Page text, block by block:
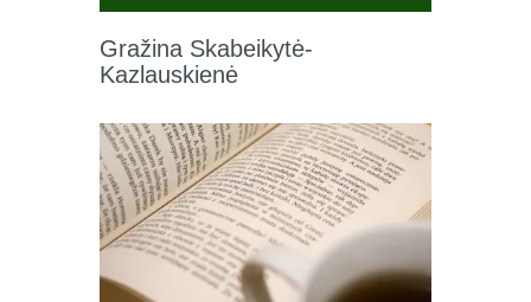
Gražina Skabeikytė-
Kazlauskienė